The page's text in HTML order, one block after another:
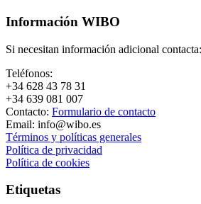
Información WIBO
Si necesitan información adicional contacta:
Teléfonos:
+34 628 43 78 31
+34 639 081 007
Contacto: Formulario de contacto
Email: info@wibo.es
Términos y políticas generales
Política de privacidad
Política de cookies
Etiquetas